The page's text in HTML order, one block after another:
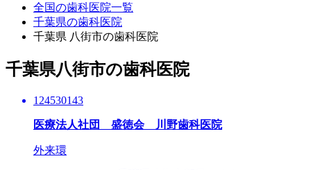
全国の歯科医院一覧
千葉県の歯科医院
千葉県 八街市の歯科医院
千葉県八街市の歯科医院
124530143
医療法人社団 盛徳会 川野歯科医院
外来環